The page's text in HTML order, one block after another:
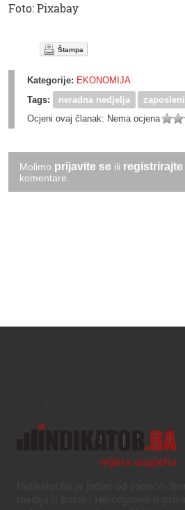
Foto: Pixabay
Štampa
Kategorije: EKONOMIJA
Tags:
neradna nedjelja zaposleni
Ocjeni ovaj članak: Nema ocjena
Molimo prijavite se ili registrirajte
komentare.